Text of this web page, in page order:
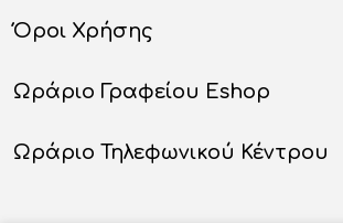
Όροι Χρήσης
Ωράριο Γραφείου Eshop
Ωράριο Τηλεφωνικού Κέντρου